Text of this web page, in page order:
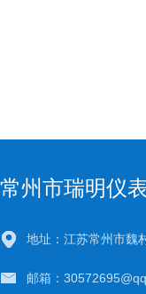
常州市瑞明仪
地址：江苏常州市魏
邮箱：